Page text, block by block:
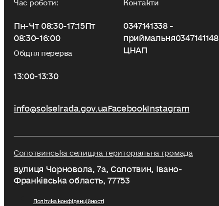
Пн-Чт 08:30-17:15Пт
08:30-16:00
Обідня перерва
13:00-13:30
0347141338 -
приймальня
ЦНАП
info@solselrada.gov.uaFacebookInstagram
Солотвинська селищна територіальна громада
вулиця Чорновола, 7a, Солотвин, Івано-
Франківська область, 77753
Політика конфіденційності